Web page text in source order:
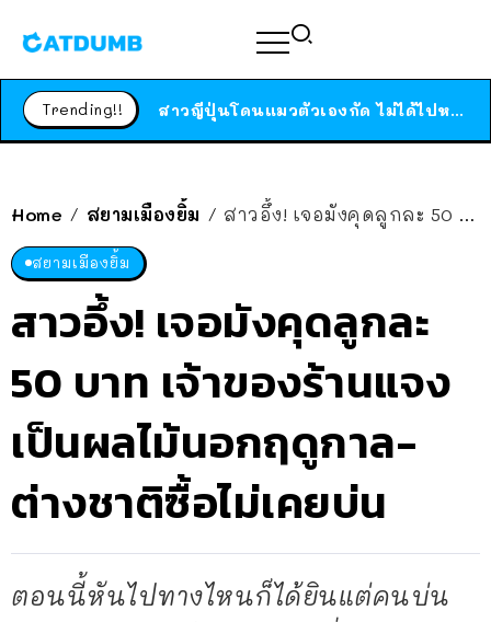
Trending!! สาวญี่ปุ่นโดนแมวตัวเองกัด ไม่ได้ไปหาหมอตั้งแต่เนิ่นๆ สุดท้ายขาบวม กลายเป็นโรคเนื้อเน่า เตือนทาสแมวทั้งหลายให้ระวัง
Home / สยามเมืองยิ้ม / สาวอึ้ง! เจอมังคุดลูกละ 50 บาท เจ้าของร้านแจง เป็นผลไม้นอกฤดูกาล-ต่างชาติซื้อไม่เคยบ่น
สยามเมืองยิ้ม
สาวอึ้ง! เจอมังคุดลูกละ
50 บาท เจ้าของร้านแจง
เป็นผลไม้นอกฤดูกาล-
ต่างชาติซื้อไม่เคยบ่น
ตอนนี้หันไปทางไหนก็ได้ยินแต่คนบ่น